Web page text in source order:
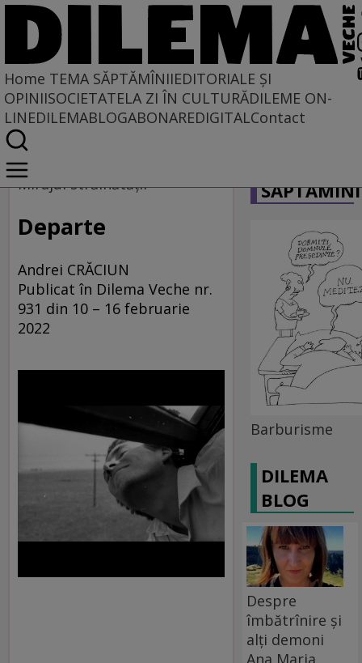
Home TEMA SĂPTĂMÎNIIEDITORIALE ȘI
OPINIISOCIETATELA ZI ÎN CULTURĂDILEME ON-
LINEDILEMABLOGABONAREDIGITALContact
Home
Tema săptămînii
Mirajul străinătății
Departe
Andrei CRĂCIUN
Publicat în Dilema Veche nr.
931 din 10 – 16 februarie
2022
Barburisme
DILEMA
BLOG
Despre
îmbătrînire și
alți demoni
Ana Maria